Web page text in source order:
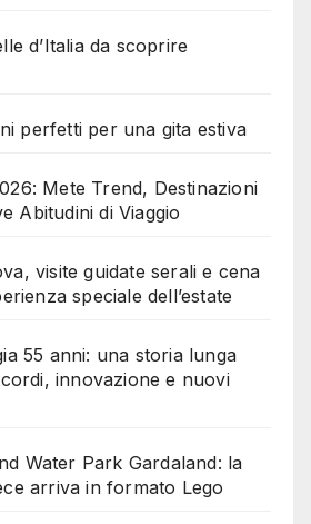
d’Italia da scoprire
perfetti per una gita estiva
Mete Trend, Destinazioni
Abitudini di Viaggio
visite guidate serali e cena
speciale dell’estate
55 anni: una storia lunga
innovazione e nuovi
Water Park Gardaland: la
arriva in formato Lego